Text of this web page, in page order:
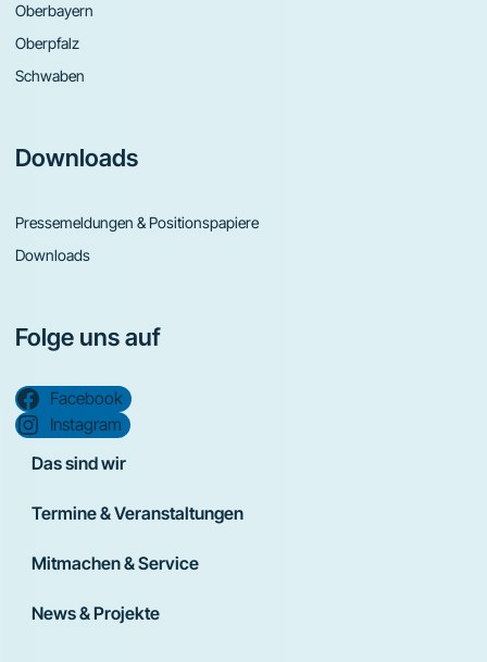
Oberbayern
Oberpfalz
Schwaben
Downloads
Pressemeldungen & Positionspapiere
Downloads
Folge uns auf
Facebook
Instagram
Das sind wir
Termine & Veranstaltungen
Mitmachen & Service
News & Projekte